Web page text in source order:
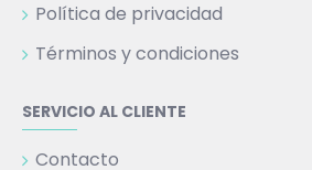
Política de privacidad
Términos y condiciones
SERVICIO AL CLIENTE
Contacto